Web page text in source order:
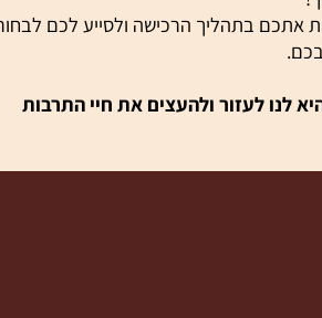
הקשה של כינור או צ'לו. גם המורים לא
לעזור ולהעצים את חיי התרבות